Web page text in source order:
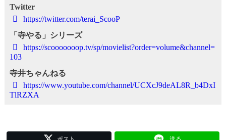
Twitter
https://twitter.com/terai_ScooP
「寺やる」シリーズ
https://scooooooop.tv/sp/movielist?order=volume&channel=
103
寺井ちゃんねる
https://www.youtube.com/channel/UCXcJ9deAL8R_b4DxI
TlRZXA